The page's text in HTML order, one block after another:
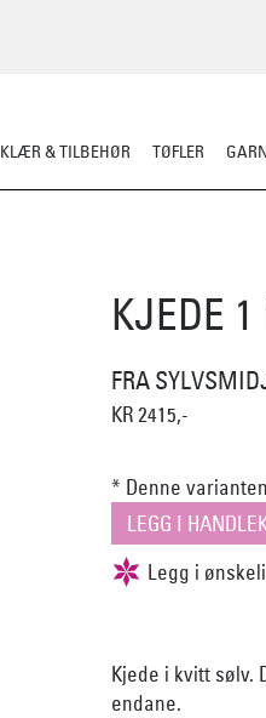
KLÆR & TILBEHØR TØFLER
KJEDE
FRA
KR 2415,-
* Denne
Kjede i kvitt sølv.
endane.